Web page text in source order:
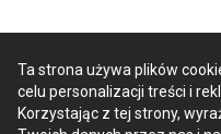
Ta strona używa plików
celu personalizacji treści i
Korzystając z tej strony,